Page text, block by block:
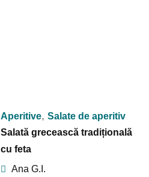
Aperitive, Salate de aperitiv
Salată grecească tradițională
cu feta
Ana G.I.